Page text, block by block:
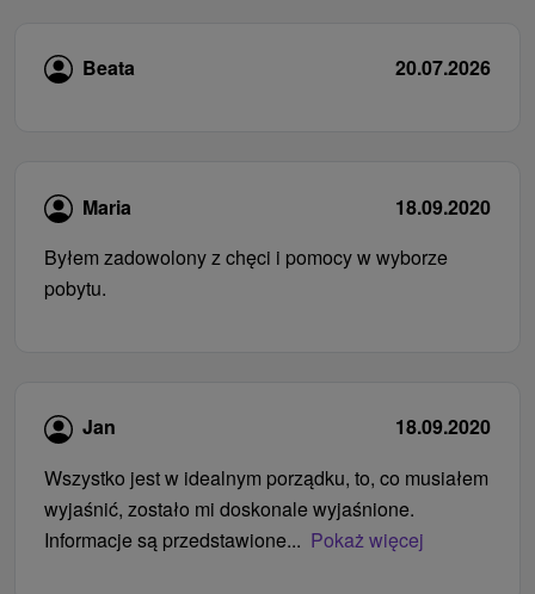
Beata 20.07.2026
Maria
18.09.2020
Byłem zadowolony z chęci i pomocy w wyborze
pobytu.
Jan
18.09.2020
Wszystko jest w idealnym porządku, to, co musiałem
wyjaśnić, zostało mi doskonale wyjaśnione.
Informacje są przedstawione... Pokaż więcej